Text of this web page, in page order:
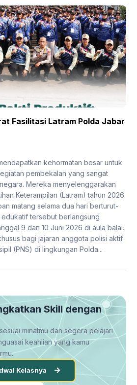
Fasilitasi Latram Polda Jabar
kehormatan besar untuk
pembekalan yang sangat
Mereka menyelenggarakan
Keterampilan (Latram) tahun 2026
matang selama dua hari berturut-
edukatif tersebut berlangsung
9 dan 10 Juni 2026 di aula balai.
bagi jajaran anggota polisi aktif
(PNS) di lingkungan Polda...
Skill dengan
minatmu dan segera pelajari
keahlian yang kamu
Kelasnya